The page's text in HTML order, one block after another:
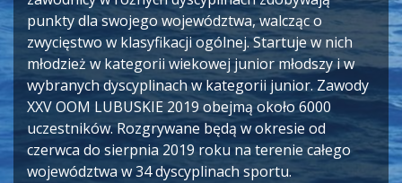
punkty dla swojego województwa, walcząc o
zwycięstwo w klasyfikacji ogólnej. Startuje w nich
młodzież w kategorii wiekowej junior młodszy i w
wybranych dyscyplinach w kategorii junior. Zawody
XXV OOM LUBUSKIE 2019 obejmą około 6000
uczestników. Rozgrywane będą w okresie od
czerwca do sierpnia 2019 roku na terenie całego
województwa w 34 dyscyplinach sportu.